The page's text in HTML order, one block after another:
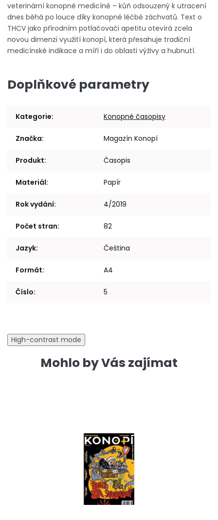
veterinární konopné medicíně – kůň odsouzený k utracení
dnes běhá po louce díky konopné léčbě záchvatů. Text o
THCV jako přírodním potlačovači apetitu otevírá zcela
novou dimenzi využití konopí, která přesahuje tradiční
medicínské indikace a míří i do oblasti výživy a hubnutí.
Doplňkové parametry
Kategorie: Konopné časopisy
Značka: Magazín Konopí
Produkt: Časopis
Materiál: Papír
Rok vydání: 4/2019
Počet stran: 82
Jazyk: Čeština
Formát: A4
Číslo: 5
High-contrast mode
Mohlo by Vás zajímat